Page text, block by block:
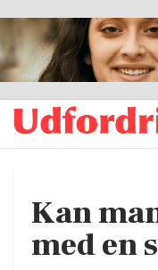
Kan
med en